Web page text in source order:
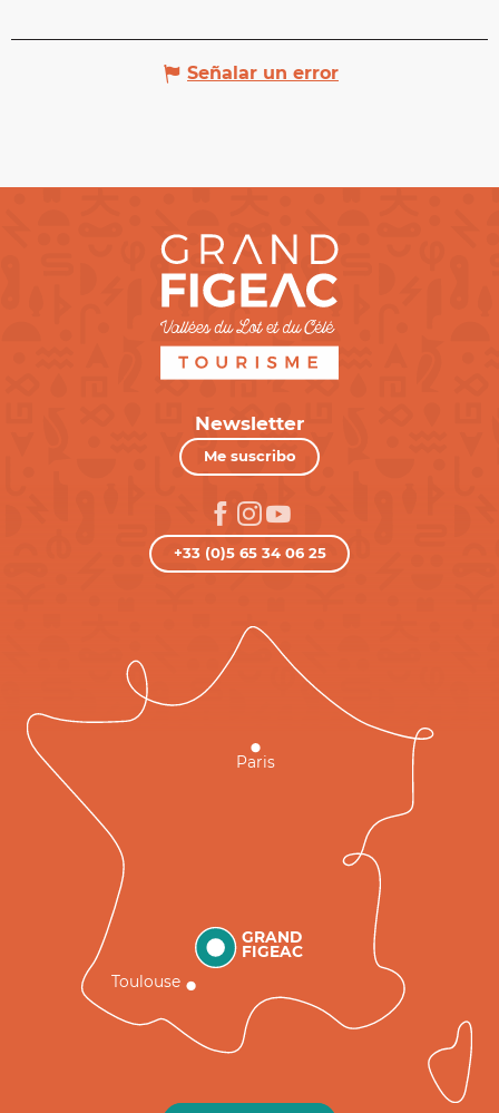
Señalar un error
Newsletter
Me suscribo
+33 (0)5 65 34 06 25
GRAND
FIGEAC
Toulouse
Paris